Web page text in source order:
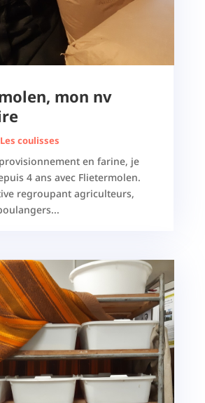
mon nv
Les coulisses
en farine, je
4 ans avec Flietermolen.
regroupant agriculteurs,